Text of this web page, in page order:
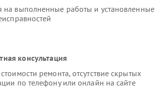
на выполненные работы и установленные
консультация
ремонта, отсутствие скрытых
по телефону или онлайн на сайте